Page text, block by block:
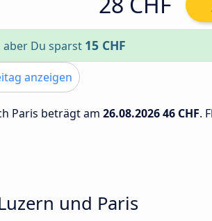
aber Du sparst 15 CHF
anzeigen
Paris beträgt am 26.08.202646 CHF.
und Paris